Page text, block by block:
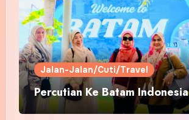
Jalan-Jalan/Cuti/Travel
Percutian Ke Batam Indonesia